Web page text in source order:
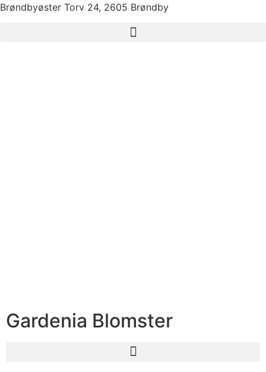
Brøndbyøster Torv 24, 2605 Brøndby
Gardenia Blomster